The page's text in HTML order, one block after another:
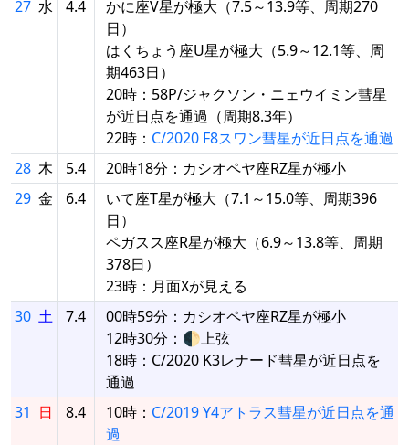
27 水 4.4
かに座V星が極大（7.5～13.9等、周期270
日）
はくちょう座U星が極大（5.9～12.1等、周
期463日）
20時：58P/ジャクソン・ニェウイミン彗星
が近日点を通過（周期8.3年）
22時： C/2020 F8スワン彗星が近日点を通過
28 木 5.4
20時18分：カシオペヤ座RZ星が極小
29 金 6.4
いて座T星が極大（7.1～15.0等、周期396
日）
ペガスス座R星が極大（6.9～13.8等、周期
378日）
23時：月面Xが見える
30 土 7.4
00時59分：カシオペヤ座RZ星が極小
12時30分：🌓上弦
18時：C/2020 K3レナード彗星が近日点を
通過
31 日 8.4 10時： C/2019 Y4アトラス彗星が近日点を通
過